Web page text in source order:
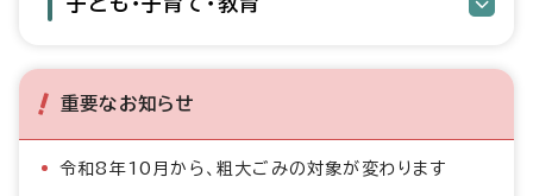
重要なお知らせ
令和8年10月から、粗大ごみの対象が変わります